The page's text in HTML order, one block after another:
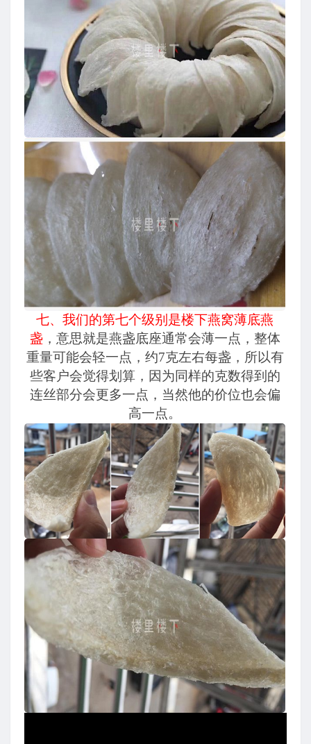
七、我们的第七个级别是楼下燕窝薄底燕
盏，意思就是燕盏底座通常会薄一点，整体
重量可能会轻一点，约7克左右每盏，所以有
些客户会觉得划算，因为同样的克数得到的
连丝部分会更多一点，当然他的价位也会偏
高一点。